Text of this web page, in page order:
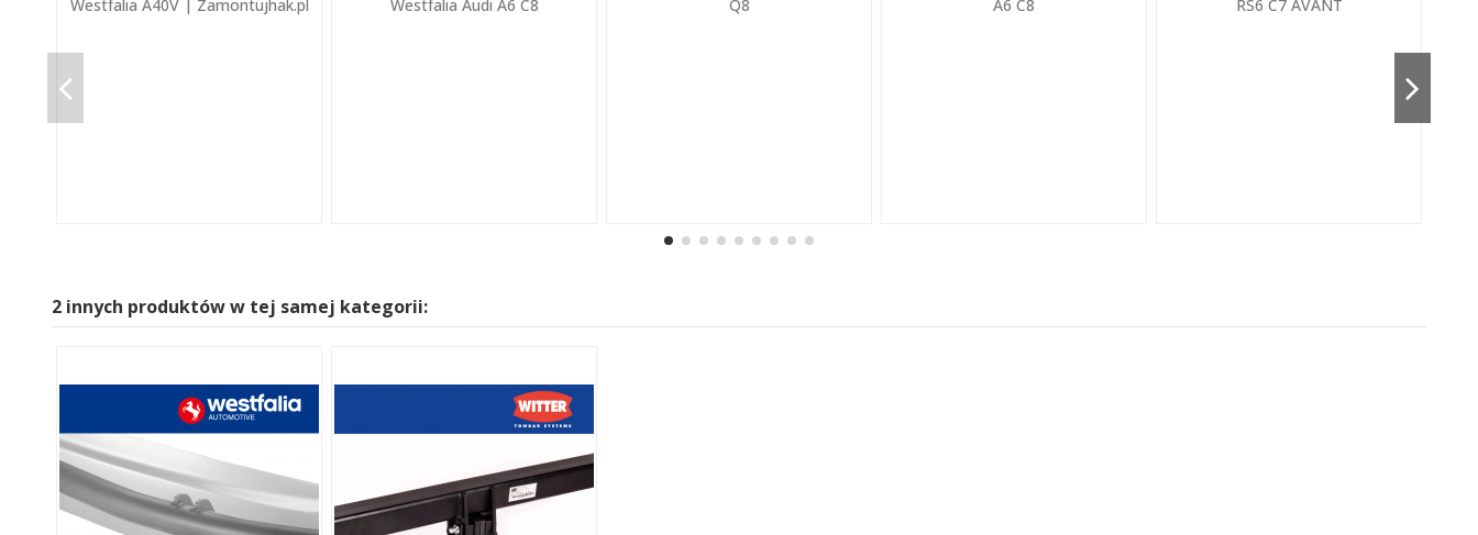
Westfalia A40V | Zamontujhak.pl
Westfalia Audi A6 C8
Q8
A6 C8
RS6 C7 AVANT
2 innych produktów w tej samej kategorii: